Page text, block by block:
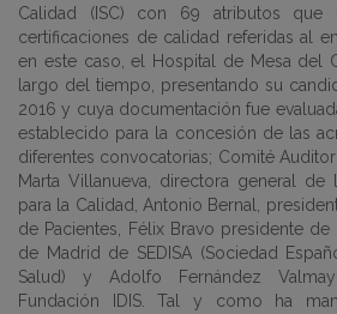
Calidad (ISC) con 69 atributos que
certificaciones de calidad referidas al
en este caso, el Hospital de Mesa del
largo del tiempo, presentando su
2016 y cuya documentación fue
establecido para la concesión de las
diferentes convocatorias; Comité
Marta Villanueva, directora general de
para la Calidad, Antonio Bernal,
de Pacientes, Félix Bravo presidente de
de Madrid de SEDISA (Sociedad
Salud) y Adolfo Fernández
Fundación IDIS. Tal y como ha